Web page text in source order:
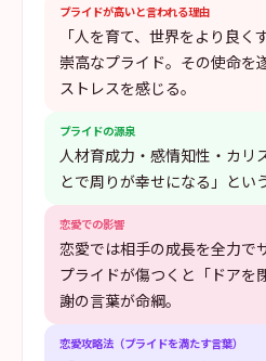
プライドが高いと言われる理由
「人を育て、世界をより良
崇高なプライド。その使命を
ストレスを感じる。
プライドの源泉
人材育成力・感情知性・カリ
とで周りが幸せになる」とい
恋愛での影響
恋愛では相手の成長を全力で
プライドが傷つくと「ドアを
謝の言葉が命綱。
恋愛攻略法（プライドを満たす言葉）